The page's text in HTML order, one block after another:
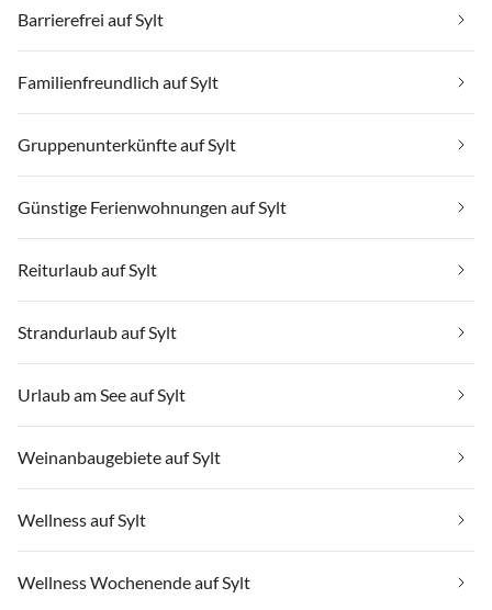
Barrierefrei auf Sylt
Familienfreundlich auf Sylt
Gruppenunterkünfte auf Sylt
Günstige Ferienwohnungen auf Sylt
Reiturlaub auf Sylt
Strandurlaub auf Sylt
Urlaub am See auf Sylt
Weinanbaugebiete auf Sylt
Wellness auf Sylt
Wellness Wochenende auf Sylt